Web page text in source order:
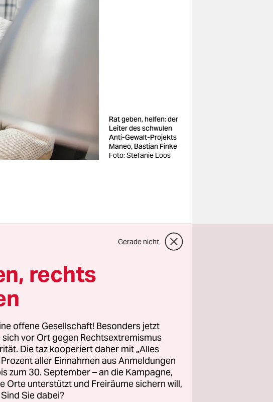
Rat geben, helfen: der
Leiter des schwulen
Anti-Gewalt-Projekts
Maneo, Bastian Finke
Foto: Stefanie Loos
Todesangst
Friedrichshainer
zu hören, die
Nicht nur ich
ich hatte
Mit
mit massiver
bisher noch nicht
aus
Gerade nicht
rechts
offene Gesellschaft! Besonders jetzt
vor Ort gegen Rechtsextremismus
Die taz kooperiert daher mit „Alles
aller Einnahmen aus Anmeldungen
zum 30. September – an die Kampagne,
Orte unterstützt und Freiräume sichern will,
Sie dabei?